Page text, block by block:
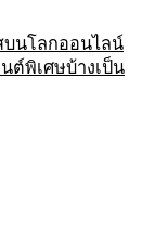
บนโลกออนไลน์
ต์พิเศษบ้างเป็น